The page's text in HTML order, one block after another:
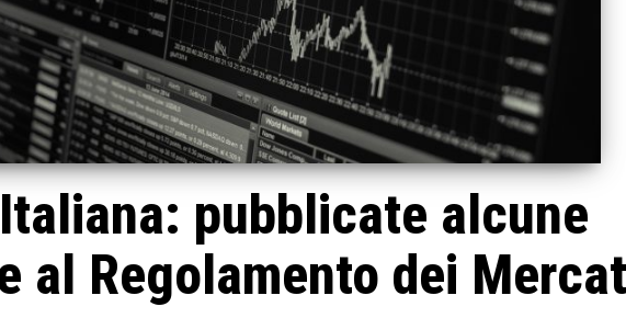
pubblicate alcune
al Regolamento dei